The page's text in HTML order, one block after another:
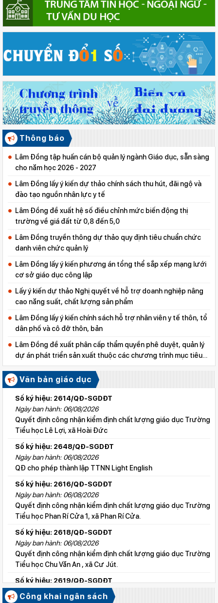
Thông báo
Lâm Đồng tập huấn cán bộ quản lý ngành Giáo dục, sẵn sàng
cho năm học 2026 - 2027
Lâm Đồng lấy ý kiến dự thảo chính sách thu hút, đãi ngộ và
đào tạo nguồn nhân lực y tế
Lâm Đồng đề xuất hệ số điều chỉnh mức biến động thị
trường về giá đất từ 0,8 đến 5,0
Lâm Đồng truyền thông dự thảo quy định tiêu chuẩn chức
danh viên chức quản lý
Lâm Đồng lấy ý kiến phương án tổng thể sắp xếp mạng lưới
cơ sở giáo dục công lập
Lấy ý kiến dự thảo Nghị quyết về hỗ trợ doanh nghiệp nâng
cao năng suất, chất lượng sản phẩm
Lâm Đồng lấy ý kiến chính sách hỗ trợ nhân viên y tế thôn, tổ
dân phố và cô đỡ thôn, bản
Lâm Đồng đề xuất phân cấp thẩm quyền phê duyệt, quản lý
dự án phát triển sản xuất thuộc các chương trình mục tiêu
quốc gia
Văn bản giáo dục
Số ký hiệu: 2614/QĐ-SGDĐT
Ngày ban hành: 06/08/2026
Quyết định công nhận kiểm định chất lượng giáo dục Trường
Tiểu học Lê Lợi, xã Hoài Đức
Số ký hiệu: 2648/QĐ-SGDĐT
Ngày ban hành: 06/08/2026
QĐ cho phép thành lập TTNN Light English
Số ký hiệu: 2616/QĐ-SGDĐT
Ngày ban hành: 06/08/2026
Quyết định công nhận kiểm định chất lượng giáo dục Trường
Tiểu học Phan Rí Cửa 1, xã Phan Rí Cửa.
Số ký hiệu: 2618/QĐ-SGDĐT
Ngày ban hành: 06/08/2026
Quyết định công nhận kiểm định chất lượng giáo dục Trường
Tiểu học Chu Văn An , xã Cư Jút.
Số ký hiệu: 2619/QĐ-SGDĐT
Ngày ban hành: 06/08/2026
Công khai ngân sách